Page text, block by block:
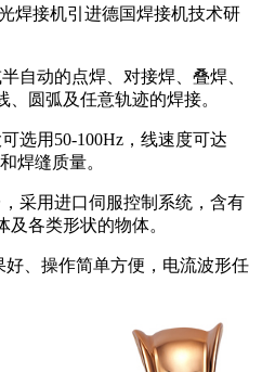
焊接机引进德国焊接机技术研
自动的点焊、对接焊、叠焊、
圆弧及任意轨迹的焊接。
选用 50-100Hz ，线速度可达
焊缝质量。
采用进口伺服控制系统，含有
各类形状的物体。
、操作简单方便，电流波形任